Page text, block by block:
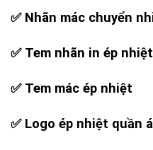
✅ Nhãn mác chuyển
✅ Tem nhãn in ép nhiệt
✅ Tem mác ép nhiệt
✅ Logo ép nhiệt quần